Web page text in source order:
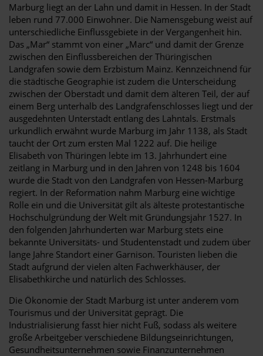
Marburg liegt an der Lahn und damit in Hessen. In der Stadt
leben rund 77.000 Einwohner. Die Namensgebung weist auf
unterschiedliche Einflussgebiete in der Vergangenheit hin.
Das „Mar“ stammt von einer „Marc“ und damit der Grenze
zwischen den Einflussbereichen der Thüringischen
Landgrafen sowie dem Erzbistum Mainz. Kennzeichnend für
die städtische Geographie ist zudem die Unterscheidung
zwischen der Oberstadt und damit dem älteren Teil, der auf
einem Berg unterhalb des Landgrafenschlosses liegt und der
ausgedehnten Unterstadt entlang des Lahntals. Erstmals
urkundlich erwähnt wurde Marburg im Jahr 1138, als Stadt
taucht der Ort zum ersten Mal 1222 auf. Die heilige
Elisabeth von Thüringen lebte im 13. Jahrhundert eine
zeitlang in Marburg und in den Jahren von 1248 bis 1604
wurde die Stadt von den Landgrafen von Hessen-Marburg
regiert. In der Reformation nahm Marburg eine wichtige
Rolle ein und die Universität gilt als älteste protestantische
Hochschulgründung der Welt mit Gründungsjahr 1527. In
den folgenden Jahrhunderten war Marburg stets eine
bekannte Universitäts- und Studentenstadt und zudem über
lange Jahre Standort einer Garnison. Touristen lieben die
Stadt aufgrund der vielen alten Fachwerkhäuser, der
Elisabethkirche und natürlich des Schlosses.
Die Ökonomie der Stadt Marburg ist unter anderem vom
Tourismus und der Universität geprägt. Die
Industrialisierung fasst hier nicht Fuß, sodass als weitere
große Arbeitgeber verschiedene Bildungseinrichtungen,
Gesundheitsunternehmen sowie Finanzunternehmen